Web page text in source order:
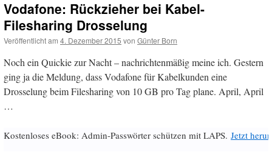
Vodafone: Rückzieher bei Kabel-
Filesharing Drosselung
Veröffentlicht am 4. Dezember 2015 von Günter Born
Noch ein Quickie zur Nacht – nachrichtenmäßig meine ich. Gestern
ging ja die Meldung, dass Vodafone für Kabelkunden eine
Drosselung beim Filesharing von 10 GB pro Tag plane. April, April
…
Kostenloses eBook: Admin-Passwörter schützen mit LAPS. Jetzt